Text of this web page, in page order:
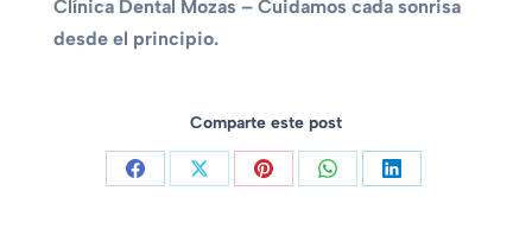
Clínica Dental Mozas – Cuidamos cada sonrisa
desde el principio.
Comparte este post